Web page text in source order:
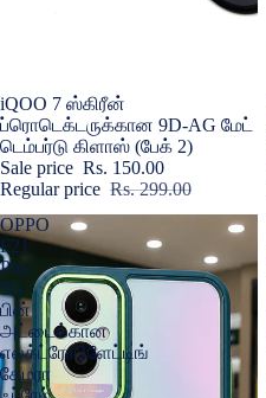
Sold out
iQOO 7 ஸ்கிரீன்
ப்ரொடெக்டருக்கான 9D-AG மேட்
டெம்பர்டு கிளாஸ் (பேக் 2)
Sale price Rs. 150.00
Regular price Rs. 299.00
OPPO
F21
Pro
5G
பின்
அட்டைக்கான
எலக்ட்ரோபிளேட்டிங்
கேமரா